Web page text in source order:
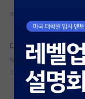
대학원생 모집
국내대학원 정보
연구실&오픈랩
커뮤니티
커뮤니티 홈
대학원 CV작성
낙천적인 아리스토텔레스
2025.06.26 3 1469